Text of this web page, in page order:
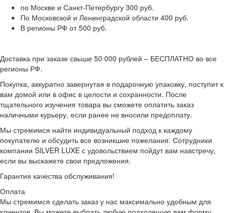
по Москве и Санкт-Петербургу 300 руб.
По Московской и Ленинградской области 400 руб.
В регионы РФ от 500 руб.
Доставка при заказе свыше 50 000 рублей – БЕСПЛАТНО во все
регионы РФ.
Покупка, аккуратно завернутая в подарочную упаковку, поступит к
вам домой или в офис в целости и сохранности. После
тщательного изучения товара вы сможете оплатить заказ
наличными курьеру, если ранее не вносили предоплату.
Мы стремимся найти индивидуальный подход к каждому
покупателю и обсудить все возникшие пожелания. Сотрудники
компании SILVER LUXE с удовольствием пойдут вам навстречу,
если вы выскажете свои предложения.
Гарантия качества обслуживания!
Оплата
Мы стремимся сделать заказ у нас максимально удобным для